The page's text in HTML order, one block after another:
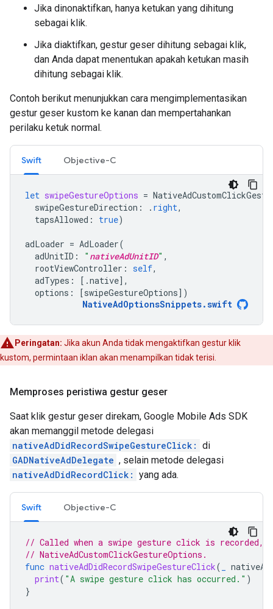
Jika dinonaktifkan, hanya ketukan yang dihitung
sebagai klik.
Jika diaktifkan, gestur geser dihitung sebagai klik,
dan Anda dapat menentukan apakah ketukan masih
dihitung sebagai klik.
Contoh berikut menunjukkan cara mengimplementasikan
gestur geser kustom ke kanan dan mempertahankan
perilaku ketuk normal.
Swift Objective-C
let swipeGestureOptions =
swipeGestureDirection : . right,
tapsAllowed : true)
adLoader = AdLoader(
adUnitID : " nativeAdUnitID" ,
rootViewController : self,
adTypes : [.native],
options : [swipeGestureOptions])
NativeAdOptionsSnippets.swift
Peringatan: Jika akun Anda tidak mengaktifkan gestur klik
kustom, permintaan iklan akan menampilkan tidak terisi.
Memproses peristiwa gestur geser
Saat klik gestur geser direkam, Google Mobile Ads SDK
akan memanggil metode delegasi
nativeAdDidRecordSwipeGestureClick: di
GADNativeAdDelegate , selain metode delegasi
nativeAdDidRecordClick: yang ada.
Swift Objective-C
// Called when a swipe gesture click is recorded,
// NativeAdCustomClickGestureOptions.
func nativeAdDidRecordSwipeGestureClick( nativeAd
print( "A swipe gesture click has occurred." )
}